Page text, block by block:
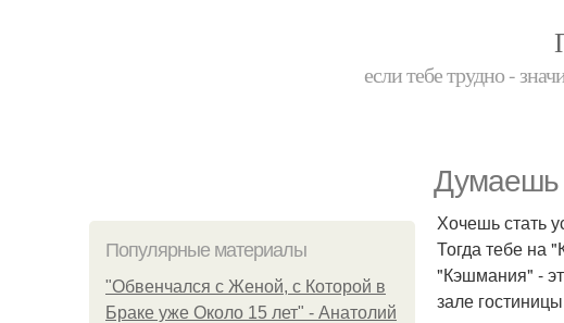
если тебе трудно -
Думаешь
Популярные материалы
"Обвенчался с Женой, с Которой в
Браке уже Около 15 лет" - Анатолий
Хочешь стать
Тогда тебе
"Кэшмания" -
зале